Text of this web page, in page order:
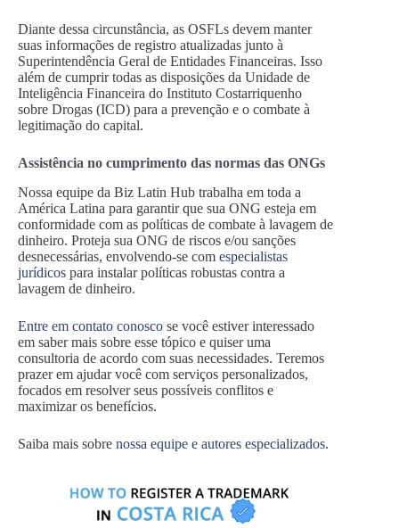
Diante dessa circunstância, as OSFLs devem manter
suas informações de registro atualizadas junto à
Superintendência Geral de Entidades Financeiras. Isso
além de cumprir todas as disposições da Unidade de
Inteligência Financeira do Instituto Costarriquenho
sobre Drogas (ICD) para a prevenção e o combate à
legitimação do capital.
Assistência no cumprimento das normas das ONGs
Nossa equipe da Biz Latin Hub trabalha em toda a
América Latina para garantir que sua ONG esteja em
conformidade com as políticas de combate à lavagem de
dinheiro. Proteja sua ONG de riscos e/ou sanções
desnecessárias, envolvendo-se com especialistas
jurídicos para instalar políticas robustas contra a
lavagem de dinheiro.
Entre em contato conosco se você estiver interessado
em saber mais sobre esse tópico e quiser uma
consultoria de acordo com suas necessidades. Teremos
prazer em ajudar você com serviços personalizados,
focados em resolver seus possíveis conflitos e
maximizar os benefícios.
Saiba mais sobre nossa equipe e autores especializados.